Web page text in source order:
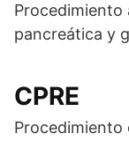
Procedimiento
pancreática y
CPRE
Procedimiento